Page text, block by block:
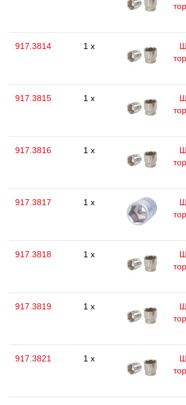
917.3814 1 x
917.3815 1 x
917.3816 1 x
917.3817 1 x
917.3818 1 x
917.3819 1 x
917.3821 1 x